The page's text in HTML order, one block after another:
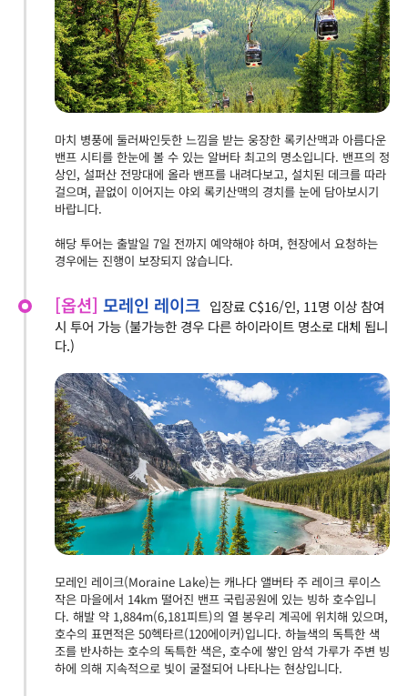
마치 병풍에 둘러싸인듯한 느낌을 받는 웅장한 록키산맥과 아름다운
밴프 시티를 한눈에 볼 수 있는 알버타 최고의 명소입니다. 밴프의 정
상인, 설퍼산 전망대에 올라 밴프를 내려다보고, 설치된 데크를 따라
걸으며, 끝없이 이어지는 야외 록키산맥의 경치를 눈에 담아보시기
바랍니다.
해당 투어는 출발일 7일 전까지 예약해야 하며, 현장에서 요청하는
경우에는 진행이 보장되지 않습니다.
[옵션] 모레인 레이크 입장료 C$16/인, 11명 이상 참여
시 투어 가능 (불가능한 경우 다른 하이라이트 명소로 대체 됩니
다.)
모레인 레이크(Moraine Lake)는 캐나다 앨버타 주 레이크 루이스
작은 마을에서 14km 떨어진 밴프 국립공원에 있는 빙하 호수입니
다. 해발 약 1,884m(6,181피트)의 열 봉우리 계곡에 위치해 있으며,
호수의 표면적은 50헥타르(120에이커)입니다. 하늘색의 독특한 색
조를 반사하는 호수의 독특한 색은, 호수에 쌓인 암석 가루가 주변 빙
하에 의해 지속적으로 빛이 굴절되어 나타나는 현상입니다.